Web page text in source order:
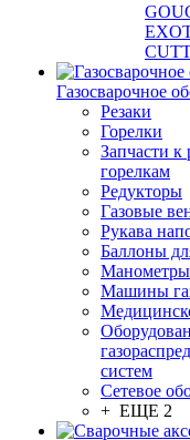
Газосварочное
Резаки
Горелки
Запчасти к
горелкам
Редукторы
Газовые
Рукава
Баллоны
Манометры
Машины
систем
Сетевое
+ ЕЩЕ 2